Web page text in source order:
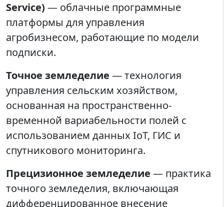
Service) — облачные программные
платформы для управления
агробизнесом, работающие по модели
подписки.
Точное земледелие — технология
управления сельским хозяйством,
основанная на пространственно-
временной вариабельности полей с
использованием данных IoT, ГИС и
спутникового мониторинга.
Прецизионное земледелие — практика
точного земледелия, включающая
дифференцированное внесение